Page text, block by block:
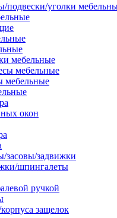
подвески/уголки
мебельные
мебельные
мебельные
окон
засовы/задвижки
шпингалеты
ручкой
защелок